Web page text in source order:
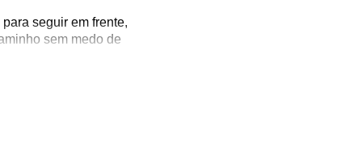
seguir em frente,
sem medo de